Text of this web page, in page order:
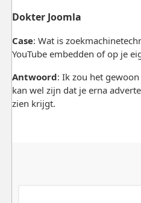
Dokter Joomla
Case: Wat is
YouTube embedden of op je
Antwoord: Ik zou het gewoon
kan wel zijn dat je erna
zien krijgt.